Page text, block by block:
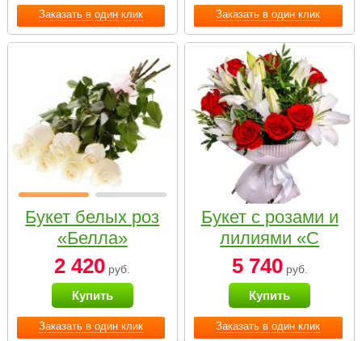
Заказать в один клик Заказать в один клик
Заказать в один клик
Букет белых роз
«Белла»
2 420 руб.
Купить
Заказать в один клик
Букет с розами и
лилиями «С
наилучшими
пожеланиями»
5 740руб.
Купить